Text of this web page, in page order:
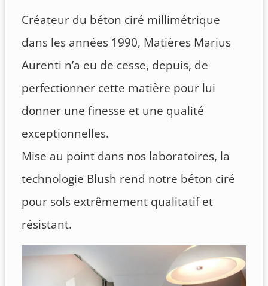
Créateur du béton ciré millimétrique
dans les années 1990, Matières Marius
Aurenti n’a eu de cesse, depuis, de
perfectionner cette matière pour lui
donner une finesse et une qualité
exceptionnelles.
Mise au point dans nos laboratoires, la
technologie Blush rend notre béton ciré
pour sols extrêmement qualitatif et
résistant.